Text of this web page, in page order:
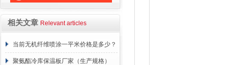
相关文章 Relevant articles
当前无机纤维喷涂一平米价格是多少？
报价表
聚氨酯冷库保温板厂家（生产规格）